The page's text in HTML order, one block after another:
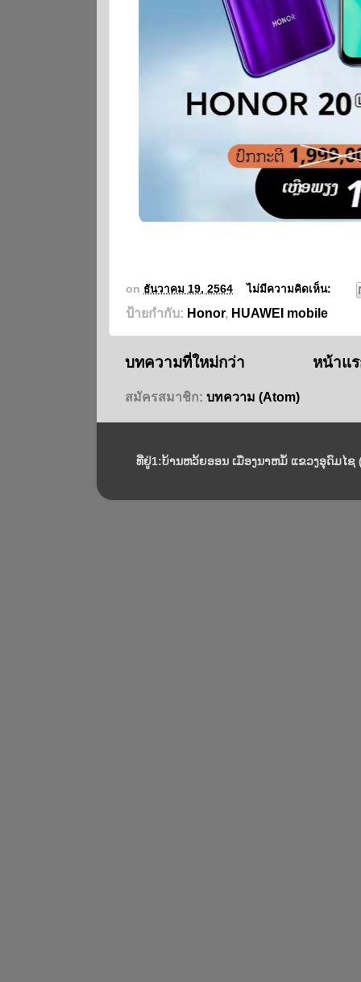
on ธันวาคม 19, 2564 ไม่มีความคิดเห็น:
ป้ายกำกับ: Honor, HUAWEI mobile
บทความที่ใหม่กว่า หน้าแ
สมัครสมาชิก: บทความ (Atom)
ທີ່ຢູ່1:ບ້ານຫວ້ຍອອນ ເມືອງນາຫມໍ້ ແຂວງອຸດົມໄຊ